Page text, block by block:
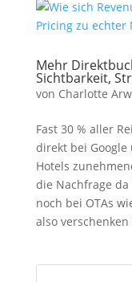
Mehr
Sichtbarkeit,
von Charlotte
Fast 30 % aller
direkt bei
Hotels
die Nachfrage
noch bei OTAs
also verschenken